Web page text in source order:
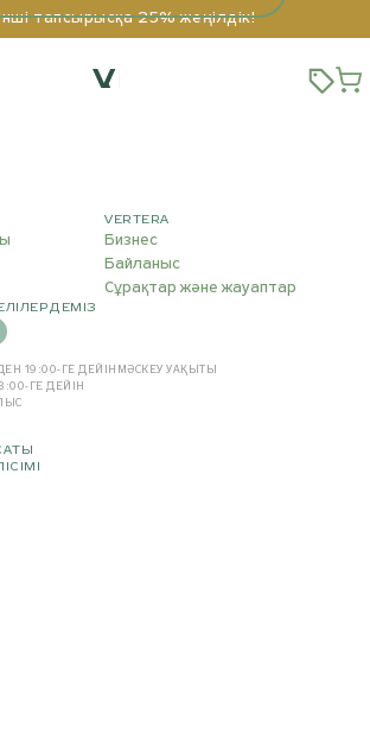
тапсырысқа 25% жеңілдік!
VERTERA
Бизнес
Байланыс
Сұрақтар және жауаптар
19:00-ГЕ ДЕЙІН МӘСКЕУ УАҚЫТЫ
ГЕ ДЕЙІН